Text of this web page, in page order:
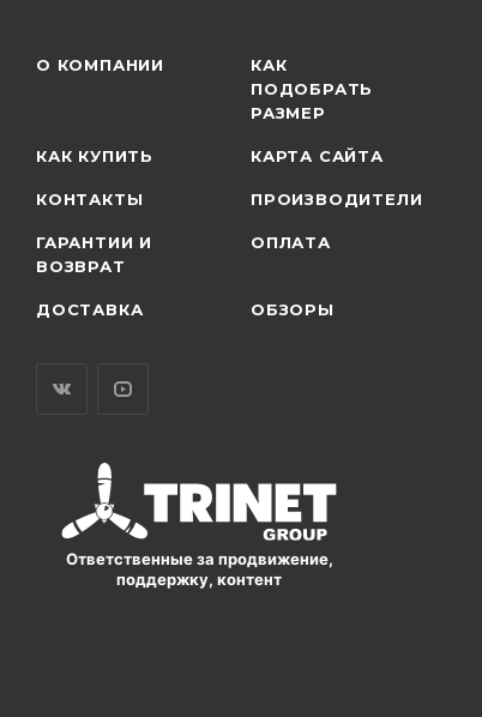
О КОМПАНИИ
КАК
ПОДОБРАТЬ
РАЗМЕР
КАК КУПИТЬ КАРТА САЙТА
КОНТАКТЫ ПРОИЗВОДИТЕЛИ
ГАРАНТИИ И
ВОЗВРАТ
ОПЛАТА
ДОСТАВКА ОБЗОРЫ
Ответственные за продвижение,
поддержку, контент